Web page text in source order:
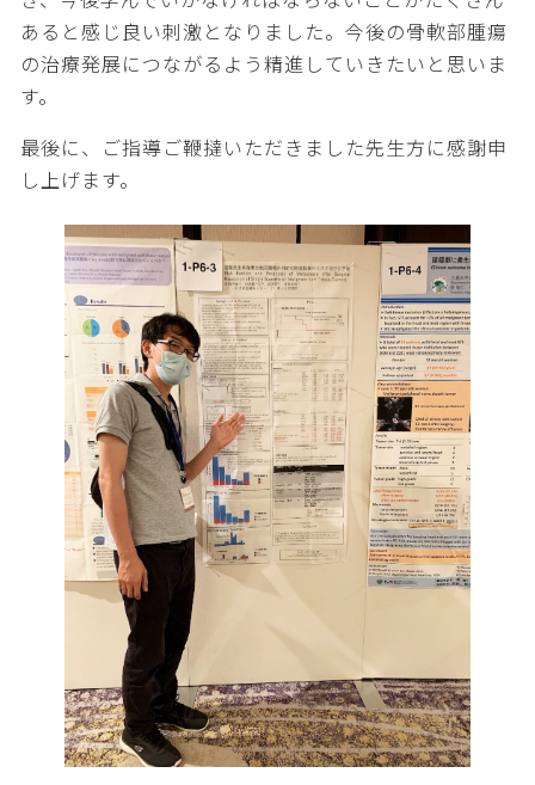
あると感じ良い刺激となりました。今後の骨軟部腫瘍
の治療発展につながるよう精進していきたいと思いま
す。
最後に、ご指導ご鞭撻いただきました先生方に感謝申
し上げます。